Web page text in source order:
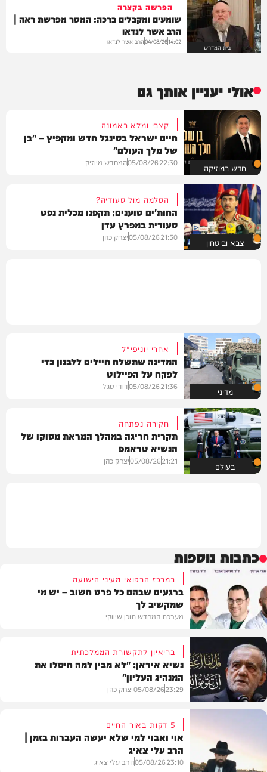
בית המדרש
הפרשה בקצרה
שומעים ומקבלים ברכה: המסר מפרשת ראה |
הרב אשר לנדאו
14:02
04/08/26הרב אשר לנדאו
אולי יעניין אותך גם
חדש במוזיקה
קצבי ומלא באמונה
חיים ישראל בסינגל חדש ומקפיץ – "בן
של מלך העולם"
22:30
05/08/26המחדש מיוזיק
צבא וביטחון
הסלמה מול סעודיה?
החות'ים טוענים: תקפנו מכלית נפט
סעודית במפרץ עדן
21:50
05/08/26יצחק כהן
מדיני
אחרי יוניפי"ל
המדינה שתשלח חיילים ללבנון כדי
לפקח על הפיילוט
21:36
05/08/26דודי סגל
בעולם
חקירה נפתחה
תקרית חריגה במהלך המראת מסוקו של
הנשיא טראמפ
21:21
05/08/26יצחק כהן
כתבות נוספות
תוכן שיווקי
במרכז הרפואי מעיני הישועה
ברגעים שבהם כל פרט חשוב – יש מי
שמקשיב לך
מערכת המחדש תוכן שיווקי
בעולם
בריאיון לתקשורת הממלכתית
נשיא איראן: "לא מבין למה חיסלו את
המנהיג העליון"
23:29
05/08/26יצחק כהן
5 דקות באור החיים
אוי ואבוי למי שלא יעשה העברות בזמן |
הרב עלי צאיג
23:10
05/08/26הרב עלי צאיג